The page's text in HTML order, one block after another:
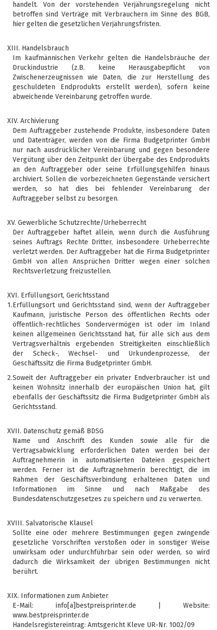
handelt. Von der vorstehenden Verjährungsregelung nicht
betroffen sind Verträge mit Verbrauchern im Sinne des BGB,
hier gelten die gesetzlichen Verjährungsfristen.
XIII. Handelsbrauch
Im kaufmännischen Verkehr gelten die Handelsbräuche der
Druckindustrie (z.B. keine Herausgabepflicht von
Zwischenerzeugnissen wie Daten, die zur Herstellung des
geschuldeten Endprodukts erstellt werden), sofern keine
abweichende Vereinbarung getroffen wurde.
XIV. Archivierung
Dem Auftraggeber zustehende Produkte, insbesondere Daten
und Datenträger, werden von die Firma Budgetprinter GmbH
nur nach ausdrücklicher Vereinbarung und gegen besondere
Vergütung über den Zeitpunkt der Übergabe des Endprodukts
an den Auftraggeber oder seine Erfüllungsgehilfen hinaus
archiviert. Sollen die vorbezeichneten Gegenstände versichert
werden, so hat dies bei fehlender Vereinbarung der
Auftraggeber selbst zu besorgen.
XV. Gewerbliche Schutzrechte/Urheberrecht
Der Auftraggeber haftet allein, wenn durch die Ausführung
seines Auftrags Rechte Dritter, insbesondere Urheberrechte
verletzt werden. Der Auftraggeber hat die Firma Budgetprinter
GmbH von allen Ansprüchen Dritter wegen einer solchen
Rechtsverletzung freizustellen.
XVI. Erfüllungsort, Gerichtsstand
1.Erfüllungsort und Gerichtsstand sind, wenn der Auftraggeber
Kaufmann, juristische Person des öffentlichen Rechts oder
öffentlich-rechtliches Sondervermögen ist oder im Inland
keinen allgemeinen Gerichtsstand hat, für alle sich aus dem
Vertragsverhältnis ergebenden Streitigkeiten einschließlich
der Scheck-, Wechsel- und Urkundenprozesse, der
Geschäftssitz die Firma Budgetprinter GmbH.
2.Soweit der Auftraggeber ein privater Endverbraucher ist und
keinen Wohnsitz innerhalb der europäischen Union hat, gilt
ebenfalls der Geschäftssitz die Firma Budgetprinter GmbH als
Gerichtsstand.
XVII. Datenschutz gemäß BDSG
Name und Anschrift des Kunden sowie alle für die
Vertragsabwicklung erforderlichen Daten werden bei der
Auftragnehmerin in automatisierten Dateien gespeichert
werden. Ferner ist die Auftragnehmerin berechtigt, die im
Rahmen der Geschäftsverbindung erhaltenen Daten und
Informationen im Sinne und nach Maßgabe des
Bundesdatenschutzgesetzes zu speichern und zu verwerten.
XVIII. Salvatorische Klausel
Sollte eine oder mehrere Bestimmungen gegen zwingende
gesetzliche Vorschriften verstoßen oder in sonstiger Weise
unwirksam oder undurchführbar sein oder werden, so wird
dadurch die Wirksamkeit der übrigen Bestimmungen nicht
berührt.
XIX. Informationen zum Anbieter
E-Mail: info[a]bestpreisprinter.de | Website:
www.bestpreisprinter.de
Handelsregistereintrag: Amtsgericht Kleve UR-Nr. 1002/09